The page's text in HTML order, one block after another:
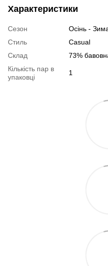
Характеристики
Сезон
Осінь -
Стиль
Casual
Склад
73%
Кількість пар в
упаковці
1